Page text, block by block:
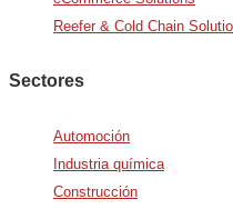
Reefer & Cold Chain
Sectores
Automoción
Industria química
Construcción